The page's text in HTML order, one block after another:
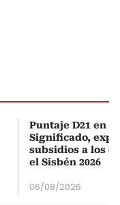
Puntaje D21 en
Significado,
subsidios a los
el Sisbén 2026
06/08/2026